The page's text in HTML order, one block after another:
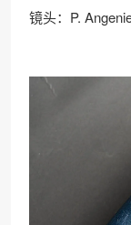
镜头：P.